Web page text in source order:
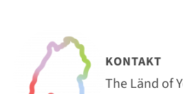
KONTAKT
The Länd of